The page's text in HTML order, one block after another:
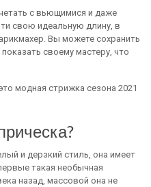
с вьющимися и даже
свою идеальную длину, в
Вы можете сохранить
своему мастеру, что
модная стрижка сезона 2021
и дерзкий стиль, она имеет
такая необычная
назад, массовой она не